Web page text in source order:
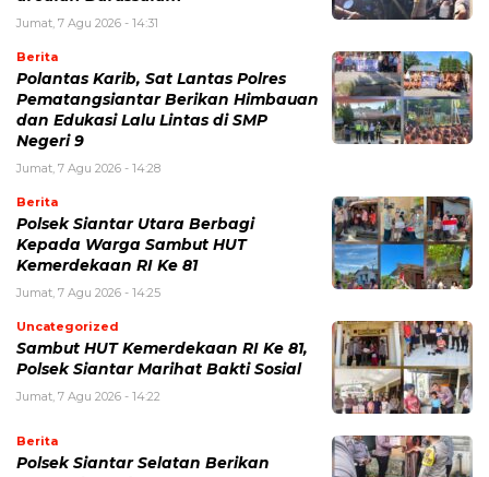
Jumat, 7 Agu 2026 - 14:31
Berita
Polantas Karib, Sat Lantas Polres
Pematangsiantar Berikan Himbauan
dan Edukasi Lalu Lintas di SMP
Negeri 9
Jumat, 7 Agu 2026 - 14:28
Berita
Polsek Siantar Utara Berbagi
Kepada Warga Sambut HUT
Kemerdekaan RI Ke 81
Jumat, 7 Agu 2026 - 14:25
Uncategorized
Sambut HUT Kemerdekaan RI Ke 81,
Polsek Siantar Marihat Bakti Sosial
Jumat, 7 Agu 2026 - 14:22
Berita
Polsek Siantar Selatan Berikan